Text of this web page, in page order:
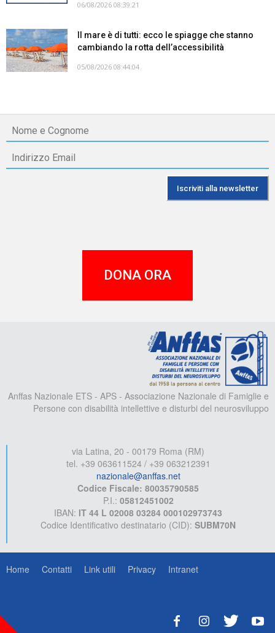
06/08/2026 08:39:21
Il mare è di tutti: ecco le spiagge che stanno
cambiando la rotta dell’accessibilità
05/08/2026 08:44:04
DONA ORA
Anffas Nazionale ETS - APS - Associazione Nazionale di Famiglie e
Persone con disabilità intellettive e disturbi del neurosviluppo
via Latina, 20 - 00179 Roma (RM)
tel. +39 063611524 / +39 063212391
nazionale@anffas.net
Codice Fiscale: 80035790585
P.I.: 05812451002
IBAN: IT 44 L 02008 03284 000102973743
Codice Identificativo destinatario (CID): SUBM70N
Home Contatti Link utili Privacy Intranet